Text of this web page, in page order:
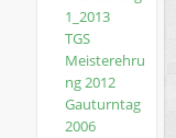
1_2013
TGS
Meisterehru
ng 2012
Gauturntag
2006